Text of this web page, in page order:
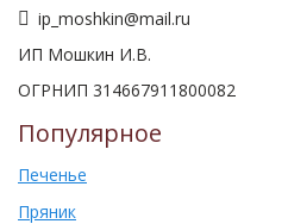
ip_moshkin@mail.ru
ИП Мошкин И.В.
ОГРНИП 314667911800082
Популярное
Печенье
Пряник